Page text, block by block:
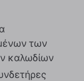
των
καλωδίων